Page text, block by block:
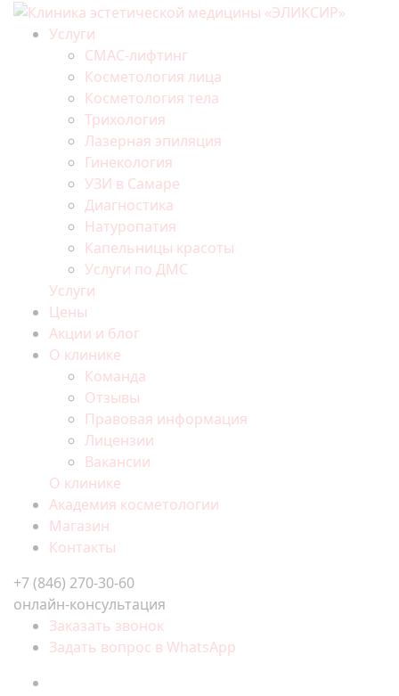
Услуги
СМАС-лифтинг
Косметология лица
Косметология тела
Трихология
Лазерная эпиляция
Гинекология
УЗИ в Самаре
Диагностика
Натуропатия
Капельницы красоты
Услуги по ДМС
Услуги
Цены
Акции и блог
О клинике
Команда
Отзывы
Правовая информация
Лицензии
Вакансии
О клинике
Академия косметологии
Магазин
Контакты
+7 (846) 270-30-60
онлайн-консультация
Заказать звонок
Задать вопрос в WhatsApp